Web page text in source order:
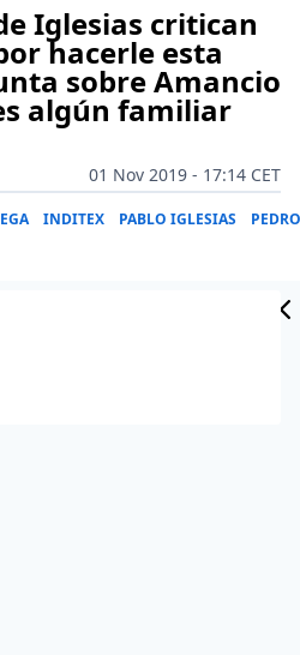
Iglesias critican
hacerle esta
sobre Amancio
algún familiar
01 Nov 2019 - 17:14 CET
INDITEX PABLO IGLESIAS